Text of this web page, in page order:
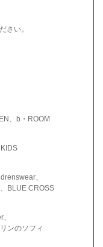
さい。
、b・ROOM
、
BLUE CROSS
ンのソフィ